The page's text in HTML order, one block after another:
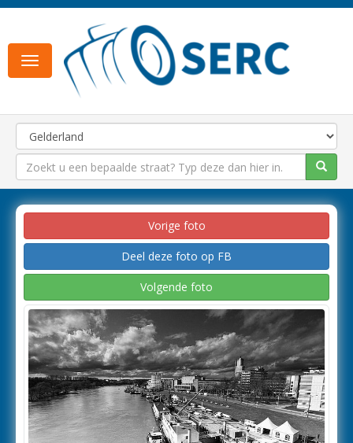
Toggle
navigation
Vorige foto
Deel deze foto op FB
Volgende foto